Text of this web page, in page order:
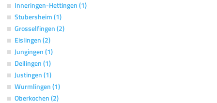
Inneringen-Hettingen (1)
Stubersheim (1)
Grosselfingen (2)
Eislingen (2)
Jungingen (1)
Deilingen (1)
Justingen (1)
Wurmlingen (1)
Oberkochen (2)